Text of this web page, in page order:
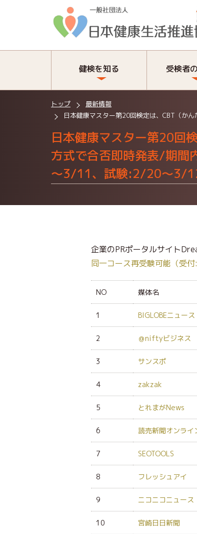
健検を知る 受検者
トップ
最新情報
日本健康マスター第20回検定は、CBT（か
日本健康マスター第20回
方式で合否即時発表/期
～3/11、試験:2/20～3/
企業のPRポータルサイト
同一コース再受験可能（受
NO 媒体名
1 BIGLOBEニュース
2 ＠niftyビジネス
3 サンスポ
4 zakzak
5 とれまがNews
6 読売新聞オンライ
7 SEOTOOLS
8 フレッシュアイ
9 ニコニコニュース
10 宮崎日日新聞